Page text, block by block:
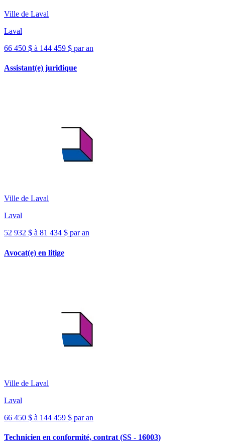
Ville de Laval
Laval
66 450 $ à 144 459 $ par an
Assistant(e) juridique
Ville de Laval
Laval
52 932 $ à 81 434 $ par an
Avocat(e) en litige
Ville de Laval
Laval
66 450 $ à 144 459 $ par an
Technicien en conformité, contrat (SS - 16003)